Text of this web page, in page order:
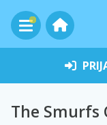
The Smurfs